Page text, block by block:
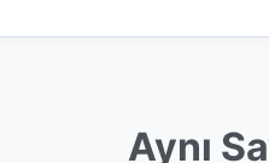
Aynı